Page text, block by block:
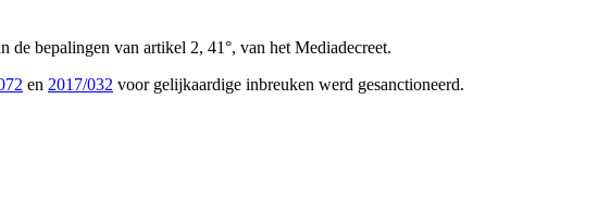
bepalingen van artikel 2, 41°, van het Mediadecreet.
en 2017/032 voor gelijkaardige inbreuken werd gesanctioneerd.